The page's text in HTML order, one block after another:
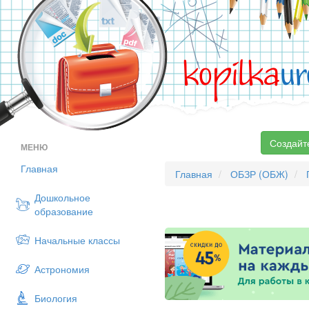
kopilka
МЕНЮ
Главная
Дошкольное
образование
Начальные классы
Астрономия
Биология
Главная ОБЗР (ОБЖ)